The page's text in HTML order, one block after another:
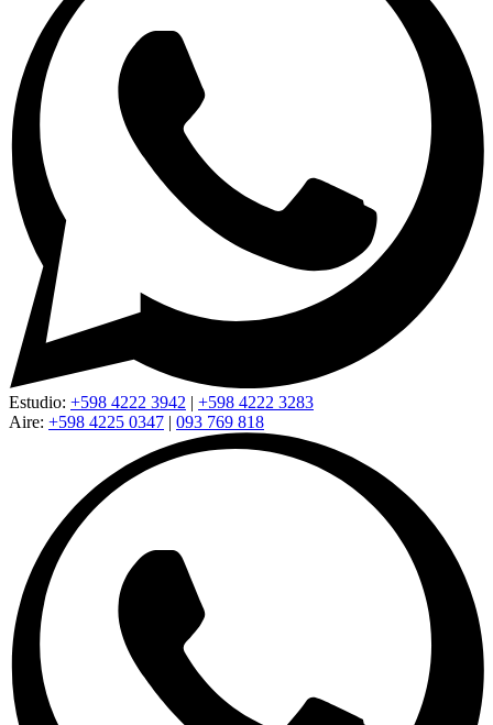
Estudio: +598 4222 3942 | +598 4222 3283
Aire: +598 4225 0347 | 093 769 818